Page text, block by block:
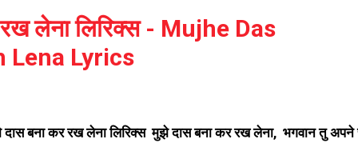
मराठी शिव जी के भजन गुरुदेव के भजन माता रानी के भजन दादाजी
साईं ब...
लेना लिरिक्स - Mujhe Das
Lena Lyrics
बना कर रख लेना लिरिक्स मुझे दास बना कर रख लेना, भगवान तु अपने